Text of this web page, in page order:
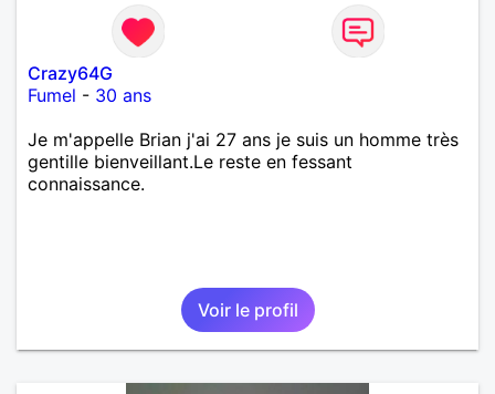
Crazy64G
Fumel - 30 ans
Je m'appelle Brian j'ai 27 ans je suis un homme très
gentille bienveillant.Le reste en fessant
connaissance.
Voir le profil